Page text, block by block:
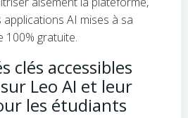
AI mises à sa
100% gratuite.
clés accessibles
Leo AI et leur
les étudiants